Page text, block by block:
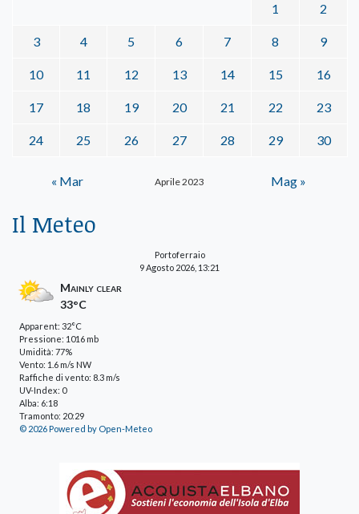
Aprile 2023
1 2
3 4 5 6 7 8 9
10 11 12 13 14 15 16
17 18 19 20 21 22 23
24 25 26 27 28 29 30
« Mar Mag »
Il Meteo
Portoferraio
9 Agosto 2026, 13:21
Mainly clear
33°C
Apparent: 32°C
Pressione: 1016 mb
Umidità: 77%
Vento: 1.6 m/s NW
Raffiche di vento: 8.3 m/s
UV-Index: 0
Alba: 6:18
Tramonto: 20:29
© 2026 Powered by Open-Meteo